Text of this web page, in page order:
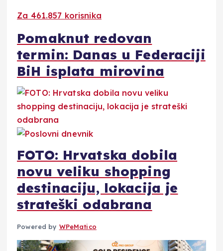
Za 461.857 korisnika
Pomaknut redovan
termin: Danas u Federaciji
BiH isplata mirovina
FOTO: Hrvatska dobila
novu veliku shopping
destinaciju, lokacija je
strateški odabrana
Powered by WPeMatico